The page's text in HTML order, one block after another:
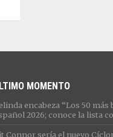
MOMENTO
encabeza “Los 50 más
2026; conoce la lista
Connor sería el nuevo